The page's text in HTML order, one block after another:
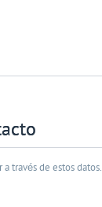
través de estos datos.